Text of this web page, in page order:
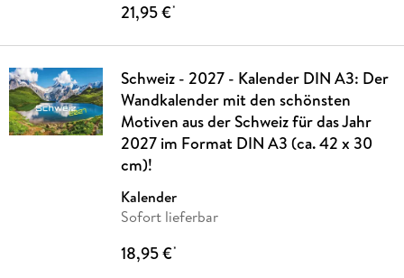
21,95 €*
Schweiz - 2027 - Kalender DIN A3: Der
Wandkalender mit den schönsten
Motiven aus der Schweiz für das Jahr
2027 im Format DIN A3 (ca. 42 x 30
cm)!
Kalender
Sofort lieferbar
18,95 €*